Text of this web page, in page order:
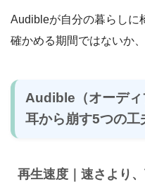
Audibleが自分の暮らし
確かめる期間ではないか
Audible（オーディ
耳から崩す5つの工
再生速度｜速さより